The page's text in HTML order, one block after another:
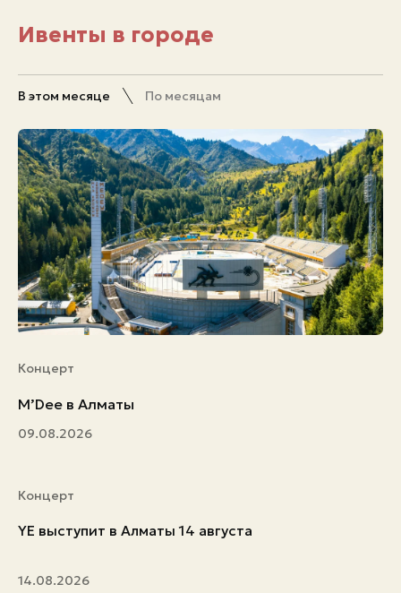
Ивенты в городе
В этом месяце По месяцам
Концерт
M’Dee в Алматы
09.08.2026
Концерт
YE выступит в Алматы 14 августа
14.08.2026